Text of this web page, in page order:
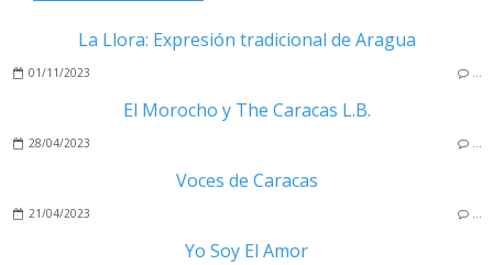
La Llora: Expresión tradicional de Aragua
01/11/2023 …
El Morocho y The Caracas L.B.
28/04/2023 …
Voces de Caracas
21/04/2023 …
Yo Soy El Amor